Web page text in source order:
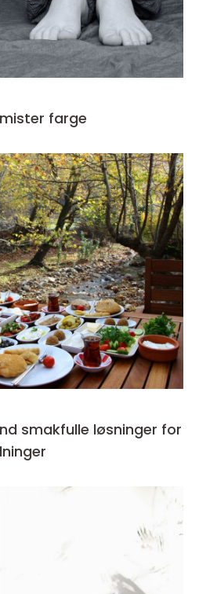
livet mister farge
for